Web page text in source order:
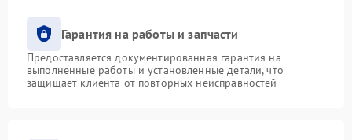
Гарантия на работы и запчасти
Предоставляется документированная гарантия на
выполненные работы и установленные детали, что
защищает клиента от повторных неисправностей